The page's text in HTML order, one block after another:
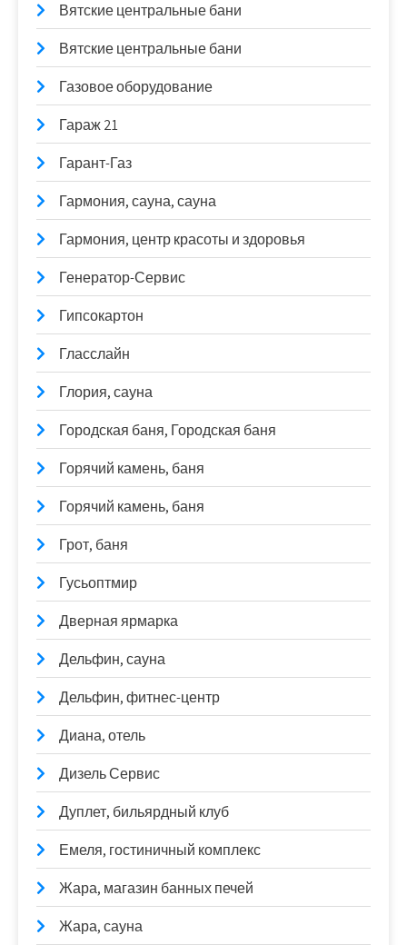
Вятские центральные бани
Вятские центральные бани
Газовое оборудование
Гараж 21
Гарант-Газ
Гармония, сауна, сауна
Гармония, центр красоты и здоровья
Генератор-Сервис
Гипсокартон
Гласслайн
Глория, сауна
Городская баня, Городская баня
Горячий камень, баня
Горячий камень, баня
Грот, баня
Гусьоптмир
Дверная ярмарка
Дельфин, сауна
Дельфин, фитнес-центр
Диана, отель
Дизель Сервис
Дуплет, бильярдный клуб
Емеля, гостиничный комплекс
Жара, магазин банных печей
Жара, сауна